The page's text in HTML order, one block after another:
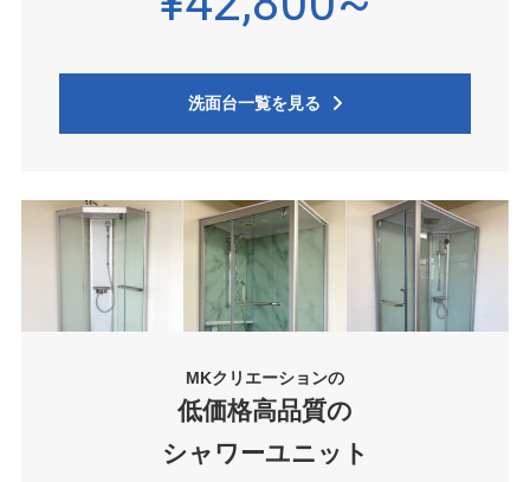
洗面台一覧を見る
MKクリエーションの
低価格高品質の
シャワーユニット